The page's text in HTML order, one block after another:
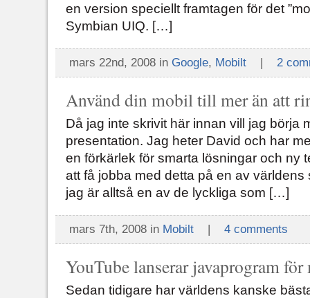
en version speciellt framtagen för det
Symbian UIQ. […]
mars 22nd, 2008 in Google, Mobilt | 2
Använd din mobil till mer än att
Då jag inte skrivit här innan vill jag börja
presentation. Jag heter David och har
en förkärlek för smarta lösningar och ny
att få jobba med detta på en av världens
jag är alltså en av de lyckliga som […]
mars 7th, 2008 in Mobilt | 4 comments
YouTube lanserar javaprogram
Sedan tidigare har världens kanske